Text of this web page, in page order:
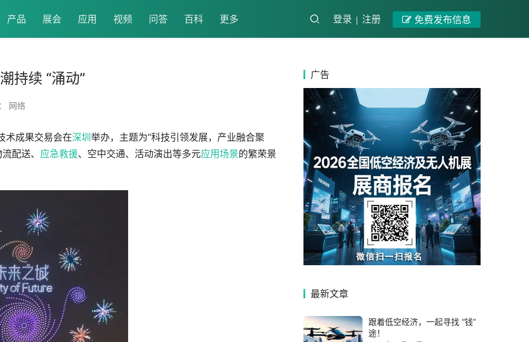
产品 展会 应用 视频 问答 百科 更多 登录 注册 免费发布信息
持续 “涌动”
网络
术成果交易会在深圳 举办，主题为“科技引领发展，产业融合聚
配送、 应急救援、空中交通、活动演出等多元应用场景的繁荣景
广告
最新文章
跟着低空经济，一起寻找 “钱”
途！